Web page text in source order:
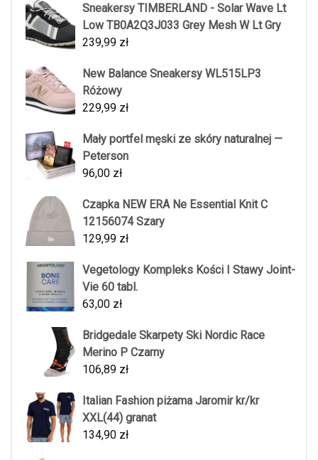
Sneakersy TIMBERLAND - Solar Wave Lt
Low TB0A2Q3J033 Grey Mesh W Lt Gry
239,99 zł
New Balance Sneakersy WL515LP3
Różowy
229,99 zł
Mały portfel męski ze skóry naturalnej —
Peterson
96,00 zł
Czapka NEW ERA Ne Essential Knit C
12156074 Szary
129,99 zł
Vegetology Kompleks Kości I Stawy Joint-
Vie 60 tabl.
63,00 zł
Bridgedale Skarpety Ski Nordic Race
Merino P Czarny
106,89 zł
Italian Fashion piżama Jaromir kr/kr
XXL(44) granat
134,90 zł